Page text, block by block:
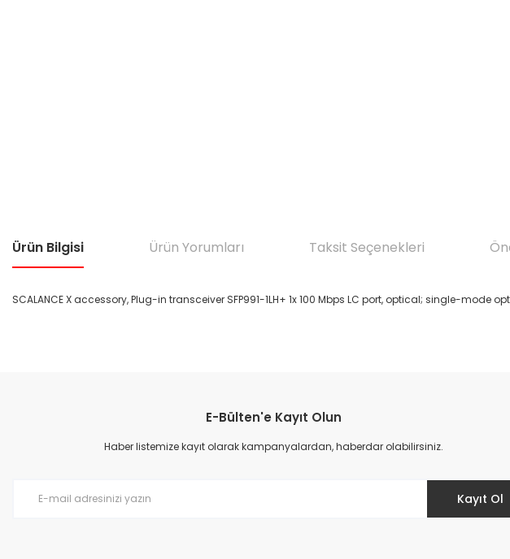
Ürün Bilgisi Ürün Yorumları Taksit Seçenekleri
SCALANCE X accessory, Plug-in transceiver SFP991-1LH+ 1x 100 Mbps LC port, optical; single-mode
Ürün resmi kalitesiz, bozuk veya görüntülenemiyor.
Ürün açıklamasında eksik bilgiler bulunuyor.
E-Bülten'e Kayıt Olun
Haber listemize kayıt olarak kampanyalardan, haberdar olabilirsiniz.
Kayıt Ol